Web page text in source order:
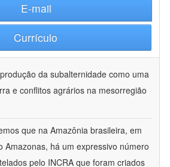
E-mail
Currículo
da subalternidade como uma
e conflitos agrários na mesorregião
que na Amazônia brasileira, em
Amazonas, há um expressivo número
pelo INCRA que foram criados